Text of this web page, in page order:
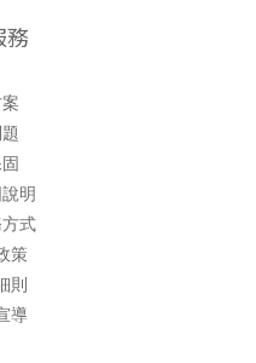
務
明
式
策
則
導